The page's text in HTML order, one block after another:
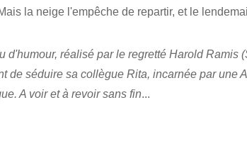
la neige l'empêche de repartir, et le
d'humour, réalisé par le regretté Harold Ramis
de séduire sa collègue Rita, incarnée par une
A voir et à revoir sans fin...